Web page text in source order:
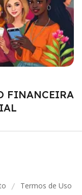
FINANCEIRA
/ Termos de Uso